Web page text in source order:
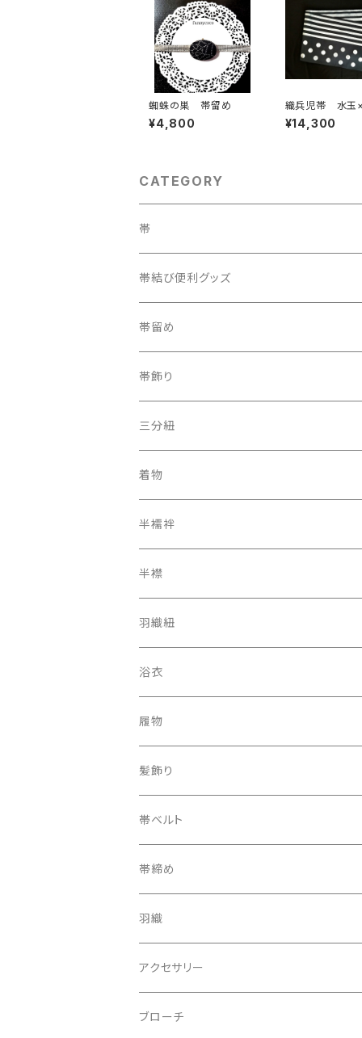
蜘蛛の巣 帯留め
¥4,800
織兵児帯 水玉×
イプ 黒×シルバ
バーシブル)
¥14,300
CATEGORY
帯
織兵児帯
半幅帯
夏帯
京袋帯
レトロ、アンティーク
帯結び便利グッズ
カラー三重紐
自装用カラー三重紐
レーシーちゃん
帯留め
古布
その他
帯飾り
三分紐
着物
オリジナルキモノ
アンティーク レトロ
半襦袢
二部式長襦袢
半襟
羽織紐
浴衣
履物
下駄
髪飾り
帯ベルト
帯締め
羽織
アクセサリー
ピアス
ブローチ